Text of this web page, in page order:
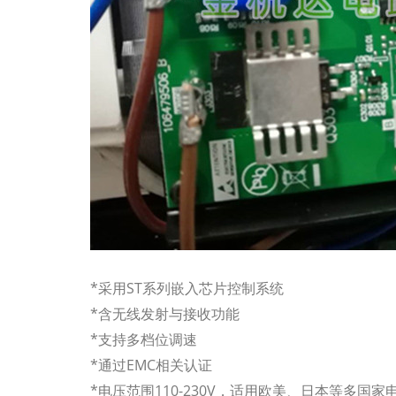
*采用ST系列嵌入芯片控制系统
*含无线发射与接收功能
*支持多档位调速
*通过EMC相关认证
*电压范围110-230V，适用欧美、日本等多国家